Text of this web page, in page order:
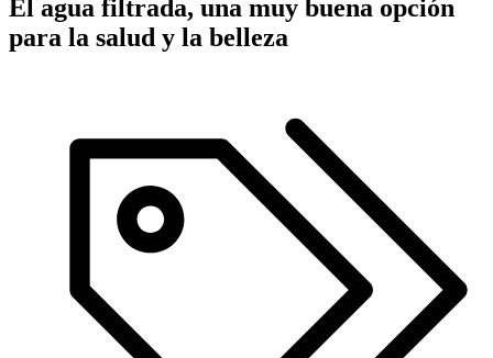
El agua filtrada, una muy buena opción
para la salud y la belleza